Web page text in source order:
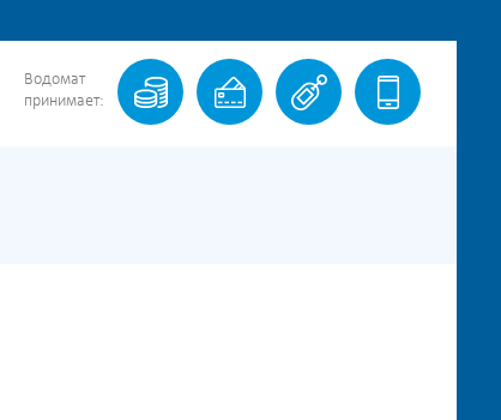
Водомат
принимает: